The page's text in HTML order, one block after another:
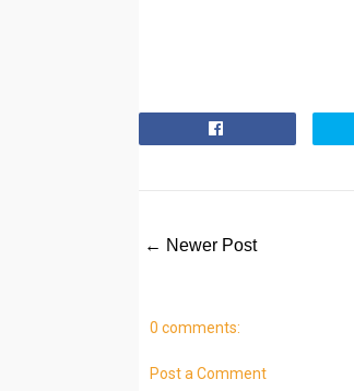
← Newer Post
0 comments:
Post a Comment